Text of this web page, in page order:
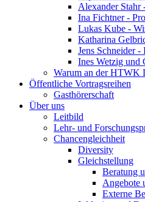
Alexander Stahr
Ina Fichtner -
Lukas Kube -
Katharina
Jens Schneider -
Ines Wetzig und
Warum an der HTWK
Öffentliche Vortragsreihen
Gasthörerschaft
Über uns
Leitbild
Lehr- und
Chancengleichheit
Diversity
Gleichstellung
Beratung
Angebote
Externe